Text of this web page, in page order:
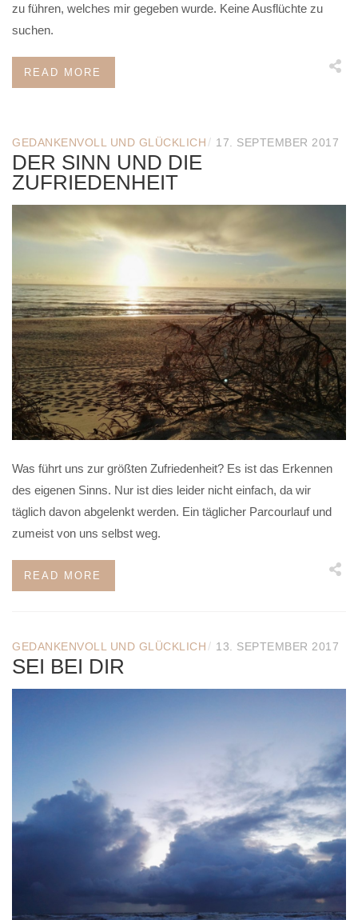
zu führen, welches mir gegeben wurde. Keine Ausflüchte zu
suchen.
READ MORE
GEDANKENVOLL UND GLÜCKLICH / 17. SEPTEMBER 2017
DER SINN UND DIE
ZUFRIEDENHEIT
Was führt uns zur größten Zufriedenheit? Es ist das Erkennen
des eigenen Sinns. Nur ist dies leider nicht einfach, da wir
täglich davon abgelenkt werden. Ein täglicher Parcourlauf und
zumeist von uns selbst weg.
READ MORE
GEDANKENVOLL UND GLÜCKLICH / 13. SEPTEMBER 2017
SEI BEI DIR